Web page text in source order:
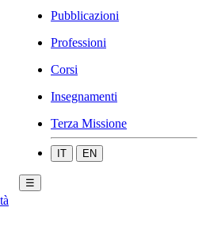
Pubblicazioni
Professioni
Corsi
Insegnamenti
Terza Missione
IT EN
☰